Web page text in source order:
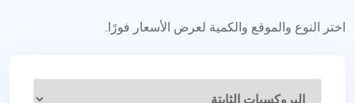
اختر النوع والموقع والكمية لعرض الأسعار فورًا.